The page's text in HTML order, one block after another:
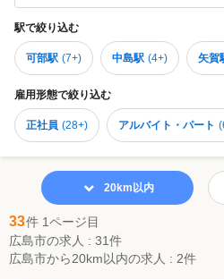
駅で絞り込む
可部駅 (7+) 中島駅 (4+) 矢賀
雇用形態で絞り込む
正社員 (28+) アルバイト・パート (
33件 1ページ目
広島市の求人 : 31件
広島市から20km以内の求人 : 2件
20km以内